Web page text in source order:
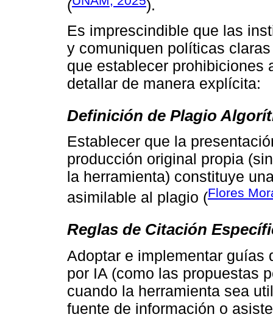
(
).
Es imprescindible que las
y comuniquen políticas
que establecer prohibiciones
detallar de manera explícita:
Definición de Plagio
Establecer que la
producción original propia
la herramienta) constituye
asimilable al plagio (Flores
Reglas de Citación
Adoptar e implementar guías
por IA (como las propuestas
cuando la herramienta sea
fuente de información o